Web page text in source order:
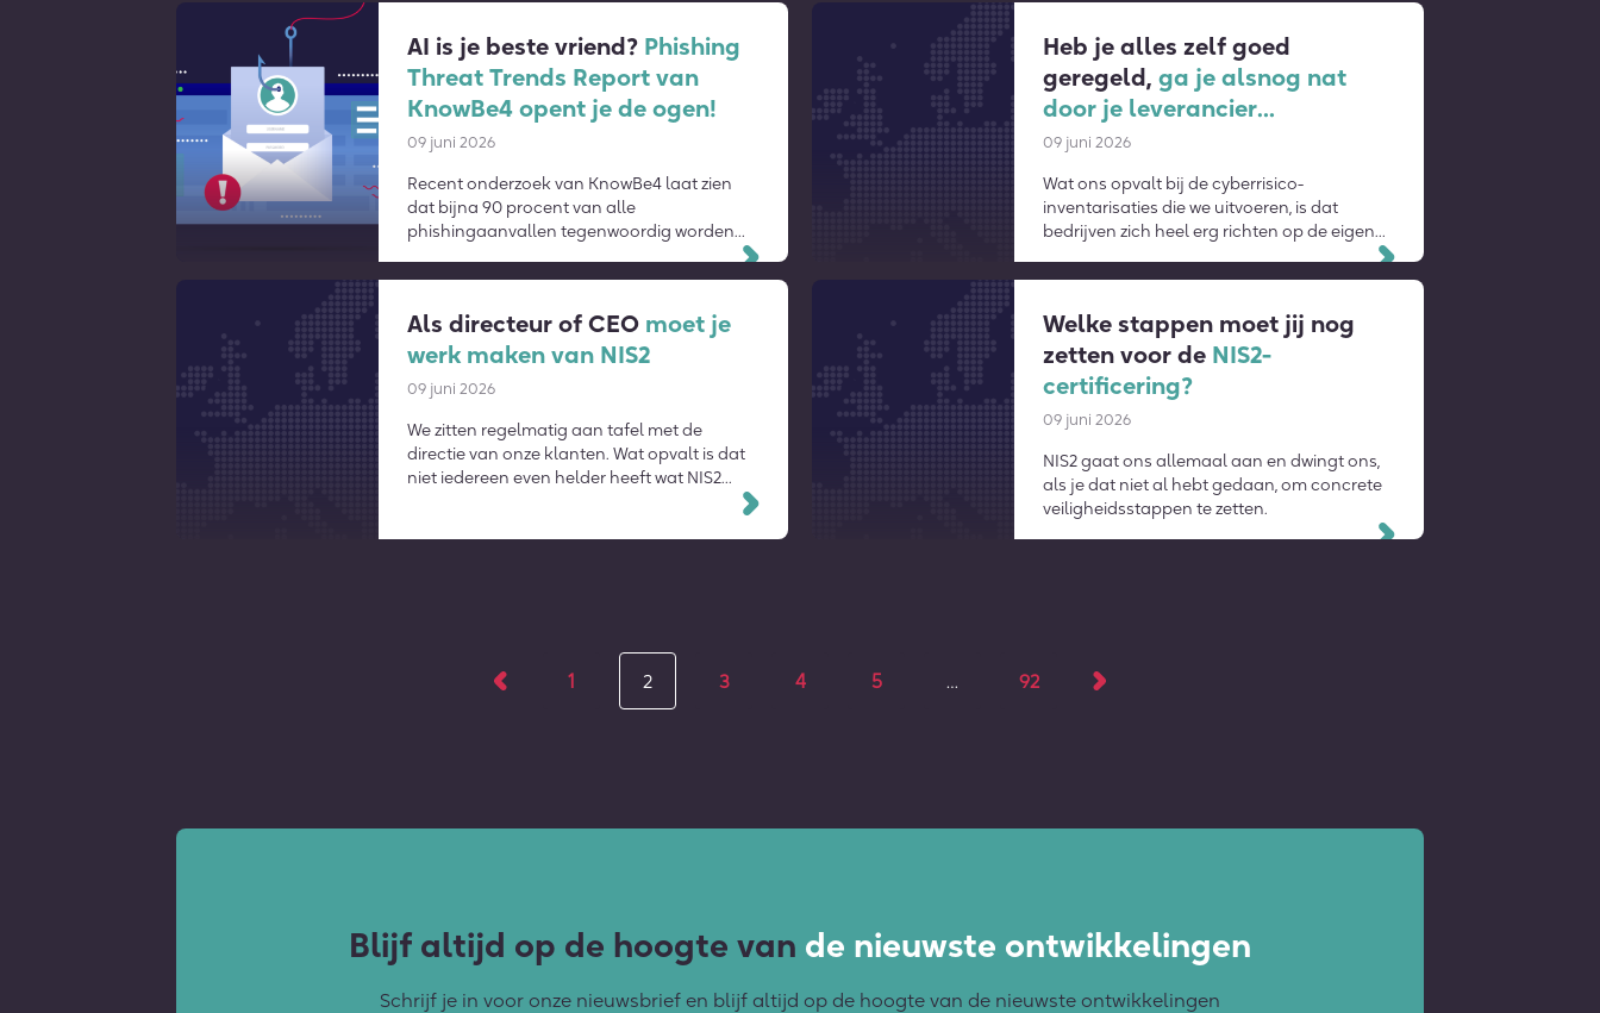
AI is je beste vriend? Phishing
Threat Trends Report van
KnowBe4 opent je de ogen!
09 juni 2026
Recent onderzoek van KnowBe4 laat zien
dat bijna 90 procent van alle
phishingaanvallen tegenwoordig worden
Heb je alles zelf goed
geregeld, ga je alsnog nat
door je leverancier…
09 juni 2026
Wat ons opvalt bij de cyberrisico-
inventarisaties die we uitvoeren, is dat
bedrijven zich heel erg richten op de eigen
Als directeur of CEO moet je
werk maken van NIS2
09 juni 2026
We zitten regelmatig aan tafel met de
directie van onze klanten. Wat opvalt is dat
niet iedereen even helder heeft wat NIS2
Welke stappen moet jij nog
zetten voor de NIS2-
certificering?
09 juni 2026
NIS2 gaat ons allemaal aan en dwingt ons,
als je dat niet al hebt gedaan, om concrete
veiligheidsstappen te zetten.
1 2 3 4 5 … 92
Blijf altijd op de hoogte van de nieuwste ontwikkelingen
Schrijf je in voor onze nieuwsbrief en blijf altijd op de hoogte van de nieuwste ontwikkelingen